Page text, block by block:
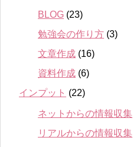
BLOG (23)
勉強会の作り方 (3)
文章作成 (16)
資料作成 (6)
インプット (22)
ネットからの情報収集
リアルからの情報収集